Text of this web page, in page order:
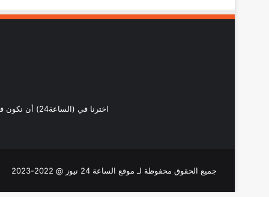
اخترنا في
جميع الحقوق محفوظة لـ موقع الساعة 24 نيوز @ 2022-2023